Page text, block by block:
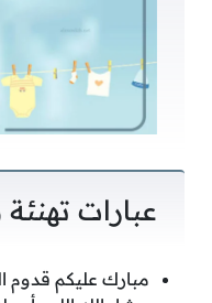
عبارات
مبارك عليكم قدوم